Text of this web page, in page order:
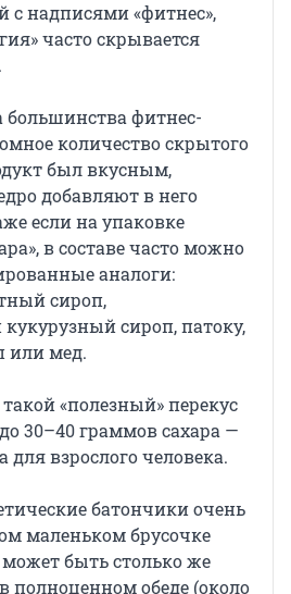
с надписями «фитнес»,
часто скрывается
большинства фитнес-
количество скрытого
был вкусным,
добавляют в него
если на упаковке
в составе часто можно
аналоги:
сироп,
сироп, патоку,
или мед.
«полезный» перекус
30–40 граммов сахара —
для взрослого человека.
батончики очень
маленьком брусочке
быть столько же
полноценном обеде (около